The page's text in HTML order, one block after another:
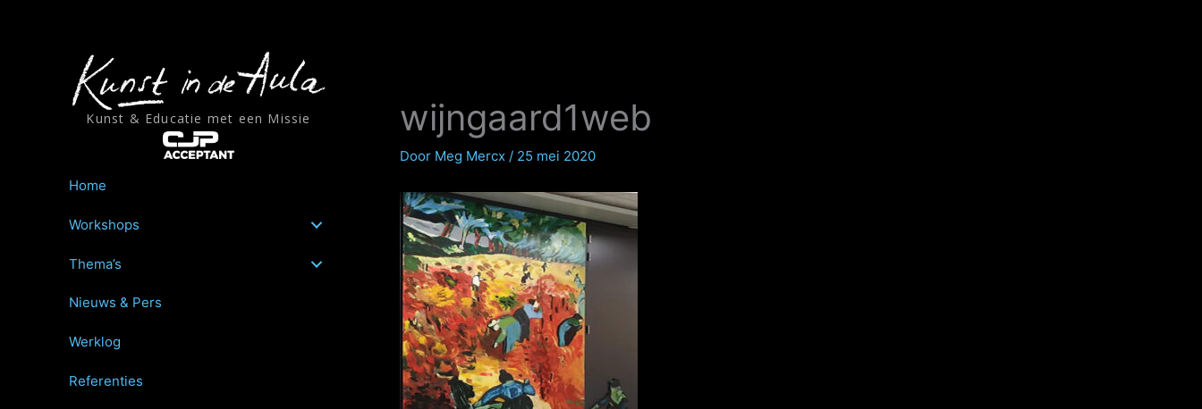
Kunst & Educatie met een Missie
Home
Workshops
Thema’s
Nieuws & Pers
Werklog
Referenties
wijngaard1web
Door Meg Mercx / 25 mei 2020